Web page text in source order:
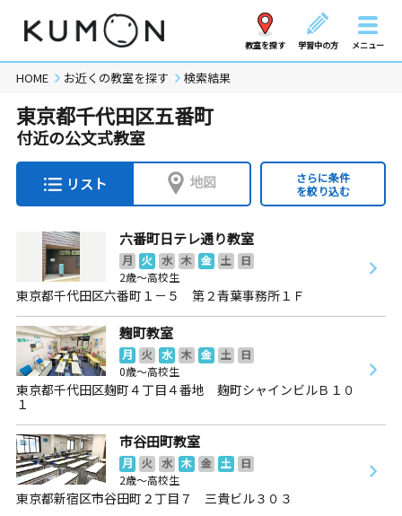
教室を探す 学習中の方 メニュー
HOME お近くの教室を探す 検索結果
東京都千代田区五番町
付近の公文式教室
リスト 地図
さらに条件
を絞り込む
六番町日テレ通り教室
月 火 水 木 金 土
日
2歳～高校生
東京都千代田区六番町１－５ 第２青葉事務所１Ｆ
麹町教室
月 火 水 木 金 土
日
0歳～高校生
東京都千代田区麹町４丁目４番地 麹町シャインビルＢ１０
１
市谷田町教室
月 火 水 木 金 土
日
2歳～高校生
東京都新宿区市谷田町２丁目７ 三貴ビル３０３